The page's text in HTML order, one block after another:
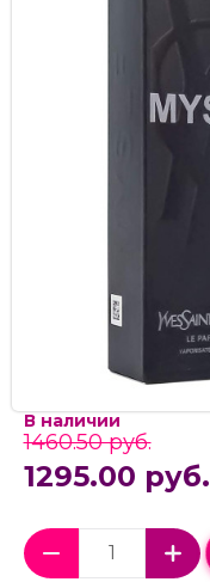
В наличии
1460.50 руб.
1295.00 руб.